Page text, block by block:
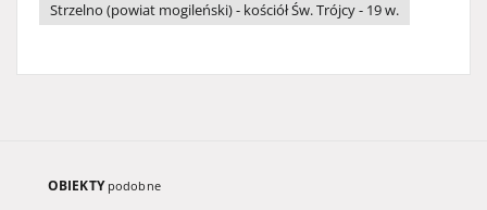
Strzelno (powiat mogileński) - kościół Św. Trójcy - 19 w.
OBIEKTY podobne